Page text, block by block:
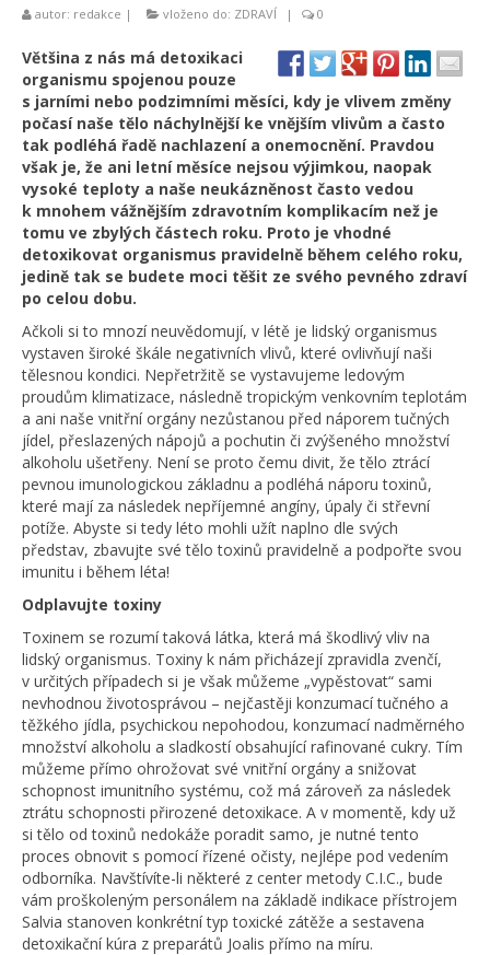
autor: redakce | vloženo do: ZDRAVÍ | 0
Většina z nás má detoxikaci
organismu spojenou pouze
s jarními nebo podzimními měsíci, kdy je vlivem změny
počasí naše tělo náchylnější ke vnějším vlivům a často
tak podléhá řadě nachlazení a onemocnění. Pravdou
však je, že ani letní měsíce nejsou výjimkou, naopak
vysoké teploty a naše neukázněnost často vedou
k mnohem vážnějším zdravotním komplikacím než je
tomu ve zbylých částech roku. Proto je vhodné
detoxikovat organismus pravidelně během celého roku,
jedině tak se budete moci těšit ze svého pevného zdraví
po celou dobu.
Ačkoli si to mnozí neuvědomují, v létě je lidský organismus
vystaven široké škále negativních vlivů, které ovlivňují naši
tělesnou kondici. Nepřetržitě se vystavujeme ledovým
proudům klimatizace, následně tropickým venkovním teplotám
a ani naše vnitřní orgány nezůstanou před náporem tučných
jídel, přeslazených nápojů a pochutin či zvýšeného množství
alkoholu ušetřeny. Není se proto čemu divit, že tělo ztrácí
pevnou imunologickou základnu a podléhá náporu toxinů,
které mají za následek nepříjemné angíny, úpaly či střevní
potíže. Abyste si tedy léto mohli užít naplno dle svých
představ, zbavujte své tělo toxinů pravidelně a podpořte svou
imunitu i během léta!
Odplavujte toxiny
Toxinem se rozumí taková látka, která má škodlivý vliv na
lidský organismus. Toxiny k nám přicházejí zpravidla zvenčí,
v určitých případech si je však můžeme „vypěstovat“ sami
nevhodnou životosprávou – nejčastěji konzumací tučného a
těžkého jídla, psychickou nepohodou, konzumací nadměrného
množství alkoholu a sladkostí obsahující rafinované cukry. Tím
můžeme přímo ohrožovat své vnitřní orgány a snižovat
schopnost imunitního systému, což má zároveň za následek
ztrátu schopnosti přirozené detoxikace. A v momentě, kdy už
si tělo od toxinů nedokáže poradit samo, je nutné tento
proces obnovit s pomocí řízené očisty, nejlépe pod vedením
odborníka. Navštívíte-li některé z center metody C.I.C., bude
vám proškoleným personálem na základě indikace přístrojem
Salvia stanoven konkrétní typ toxické zátěže a sestavena
detoxikační kúra z preparátů Joalis přímo na míru.